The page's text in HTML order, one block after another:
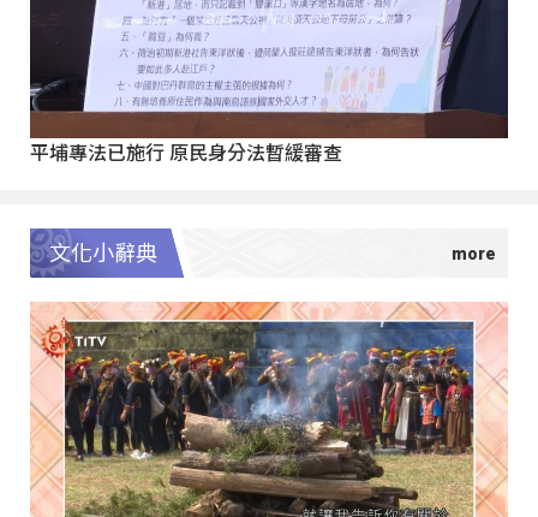
平埔專法已施行 原民身分法暫緩審查
文化小辭典